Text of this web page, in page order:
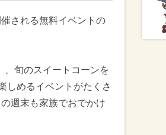
される無料イベントの
、旬のスイートコーンを
しめるイベントがたくさ
週末も家族でおでかけ